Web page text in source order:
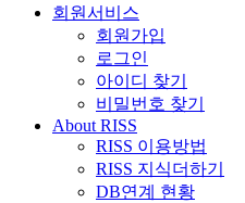
회원서비스
회원가입
로그인
아이디 찾기
비밀번호 찾기
About RISS
RISS 이용방법
RISS 지식더하기
DB연계 현황